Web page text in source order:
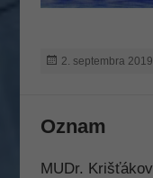
Publikované
2. septembra 2019
Oznam
MUDr.